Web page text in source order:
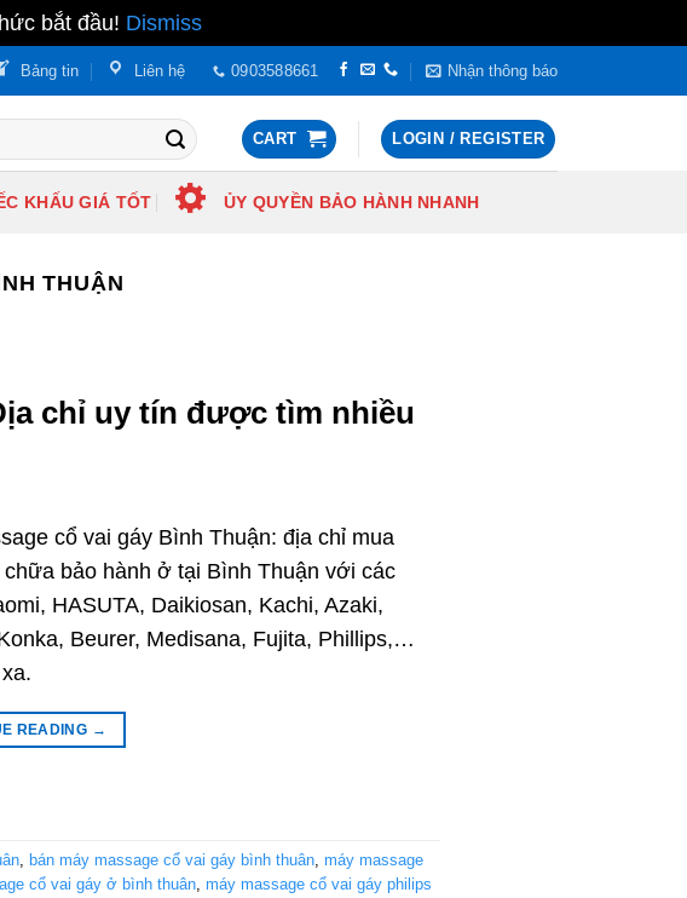
bắt đầu! Dismiss
Bảng tin Liên hệ 0903588661 Nhận thông báo
CART LOGIN / REGISTER
KHẤU GIÁ TỐT ỦY QUYỀN BẢO HÀNH NHANH
THUẬN
chỉ uy tín được tìm nhiều
cổ vai gáy Bình Thuận: địa chỉ mua
bảo hành ở tại Bình Thuận với các
HASUTA, Daikiosan, Kachi, Azaki,
Beurer, Medisana, Fujita, Phillips,…
READING →
, bán máy massage cổ vai gáy bình thuân, máy massage
cổ vai gáy ở bình thuân, máy massage cổ vai gáy philips